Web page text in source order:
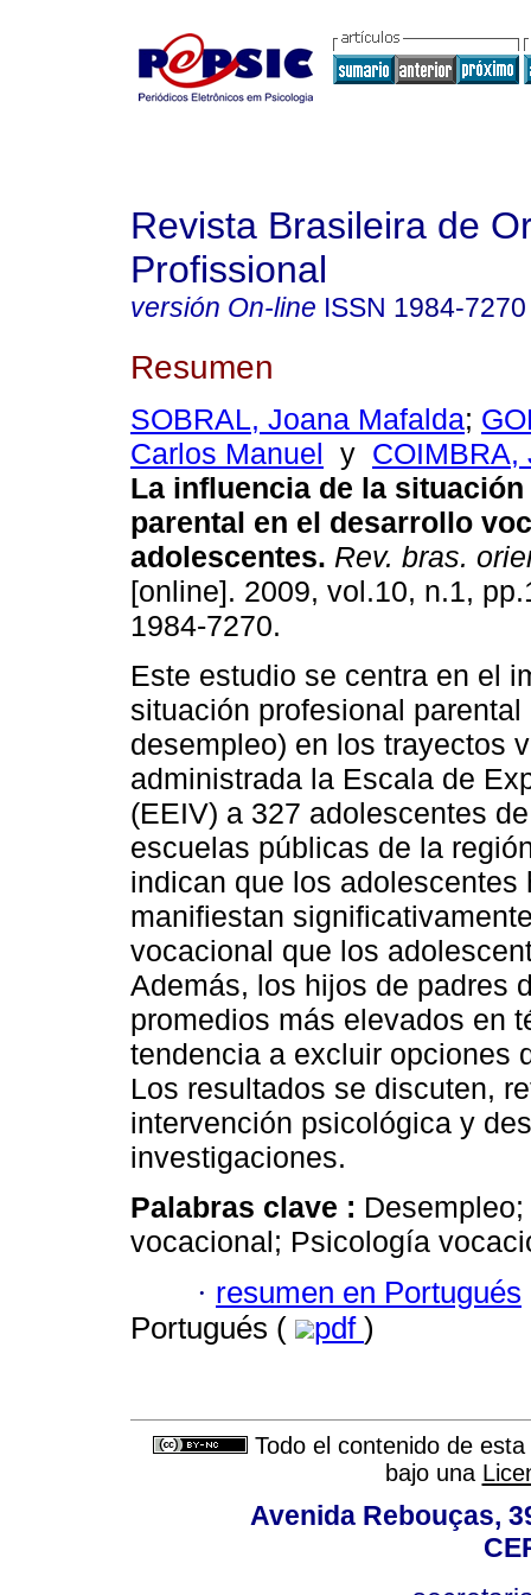
Revista Brasileira de
Profissional
versión On-line ISSN 1984-7270
Resumen
SOBRAL, Joana Mafalda;
Carlos Manuel y COIMBRA,
La influencia de la
parental en el desarrollo
adolescentes. Rev. bras.
[online]. 2009, vol.10, n.1,
1984-7270.
Este estudio se centra en el
situación profesional parental
desempleo) en los trayectos
administrada la Escala de
(EEIV) a 327 adolescentes
escuelas públicas de la
indican que los
manifiestan
vocacional que los
Además, los hijos de padres
promedios más elevados en
tendencia a excluir opciones
Los resultados se discuten,
intervención psicológica y
investigaciones.
Palabras clave :
vocacional; Psicología
· resumen en Portugués
Portugués (
pdf )
Todo el contenido de
bajo una
Avenida Rebouças,